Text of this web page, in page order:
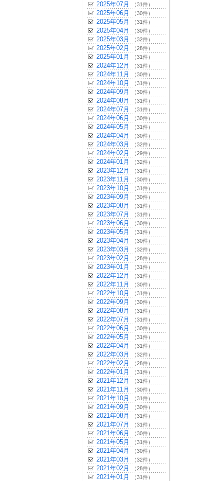
2025年07月 （31件）
2025年06月 （30件）
2025年05月 （31件）
2025年04月 （30件）
2025年03月 （32件）
2025年02月 （28件）
2025年01月 （31件）
2024年12月 （31件）
2024年11月 （30件）
2024年10月 （31件）
2024年09月 （30件）
2024年08月 （31件）
2024年07月 （31件）
2024年06月 （30件）
2024年05月 （31件）
2024年04月 （30件）
2024年03月 （32件）
2024年02月 （29件）
2024年01月 （32件）
2023年12月 （31件）
2023年11月 （30件）
2023年10月 （31件）
2023年09月 （30件）
2023年08月 （31件）
2023年07月 （31件）
2023年06月 （30件）
2023年05月 （31件）
2023年04月 （30件）
2023年03月 （32件）
2023年02月 （28件）
2023年01月 （31件）
2022年12月 （31件）
2022年11月 （30件）
2022年10月 （31件）
2022年09月 （30件）
2022年08月 （31件）
2022年07月 （31件）
2022年06月 （30件）
2022年05月 （31件）
2022年04月 （31件）
2022年03月 （32件）
2022年02月 （28件）
2022年01月 （31件）
2021年12月 （31件）
2021年11月 （30件）
2021年10月 （31件）
2021年09月 （30件）
2021年08月 （31件）
2021年07月 （31件）
2021年06月 （30件）
2021年05月 （31件）
2021年04月 （30件）
2021年03月 （32件）
2021年02月 （28件）
2021年01月 （31件）